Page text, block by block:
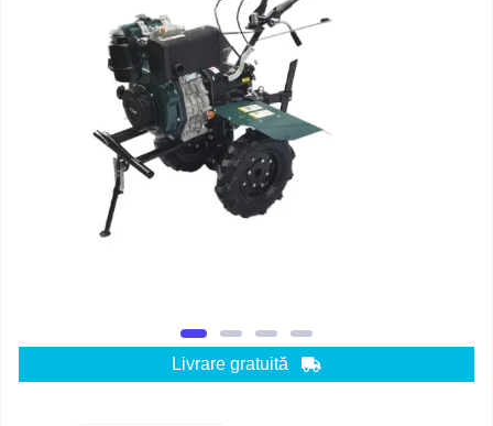
Livrare gratuită